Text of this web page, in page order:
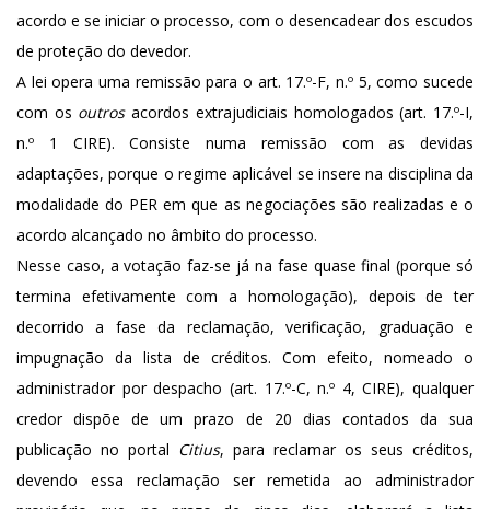
acordo e se iniciar o processo, com o desencadear dos escudos
de proteção do devedor.
A lei opera uma remissão para o art. 17.º-F, n.º 5, como sucede
com os outrosacordos extrajudiciais homologados (art. 17.º-I,
n.º 1 CIRE). Consiste numa remissão com as devidas
adaptações, porque o regime aplicável se insere na disciplina da
modalidade do PER em que as negociações são realizadas e o
acordo alcançado no âmbito do processo.
Nesse caso, a votação faz-se já na fase quase final (porque só
termina efetivamente com a homologação), depois de ter
decorrido a fase da reclamação, verificação, graduação e
impugnação da lista de créditos. Com efeito, nomeado o
administrador por despacho (art. 17.º-C, n.º 4, CIRE), qualquer
credor dispõe de um prazo de 20 dias contados da sua
publicação no portal Citius, para reclamar os seus créditos,
devendo essa reclamação ser remetida ao administrador